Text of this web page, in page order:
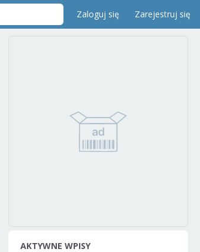
Zaloguj się Zarejestruj się
AKTYWNE WPISY